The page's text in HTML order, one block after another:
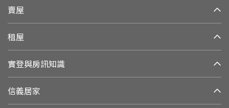
賣屋
租屋
實登與房訊知識
信義居家